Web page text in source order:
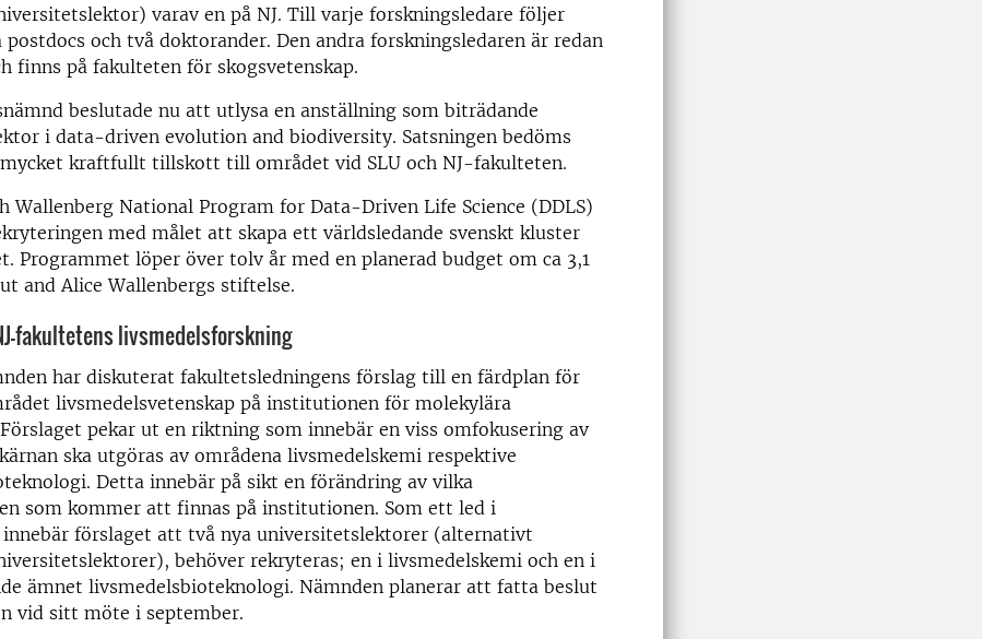
varav en på NJ. Till varje forskningsledare följer
och två doktorander. Den andra forskningsledaren är redan
finns på fakulteten för skogsvetenskap.
beslutade nu att utlysa en anställning som biträdande
i data-driven evolution and biodiversity. Satsningen bedöms
kraftfullt tillskott till området vid SLU och NJ-fakulteten.
Wallenberg National Program for Data-Driven Life Science (DDLS)
med målet att skapa ett världsledande svenskt kluster
Programmet löper över tolv år med en planerad budget om ca 3,1
and Alice Wallenbergs stiftelse.
fakultetens livsmedelsforskning
har diskuterat fakultetsledningens förslag till en färdplan för
livsmedelsvetenskap på institutionen för molekylära
pekar ut en riktning som innebär en viss omfokusering av
ska utgöras av områdena livsmedelskemi respektive
Detta innebär på sikt en förändring av vilka
som kommer att finnas på institutionen. Som ett led i
förslaget att två nya universitetslektorer (alternativt
behöver rekryteras; en i livsmedelskemi och en i
ämnet livsmedelsbioteknologi. Nämnden planerar att fatta beslut
vid sitt möte i september.